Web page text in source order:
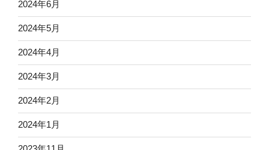
2024年6月
2024年5月
2024年4月
2024年3月
2024年2月
2024年1月